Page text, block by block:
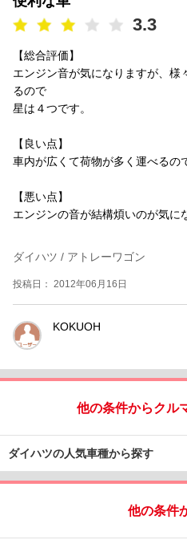
3.3
【総合評価】
エンジン音が気になりますが、様
るので
星は４つです。
【良い点】
車内が広くて荷物が多く運べるの
【悪い点】
エンジンの音が結構煩いのが気に
ダイハツ / アトレーワゴン
投稿日： 2012年06月16日
KOKUOH
他の条件からクル
ダイハツの人気車種から探す
他の条件